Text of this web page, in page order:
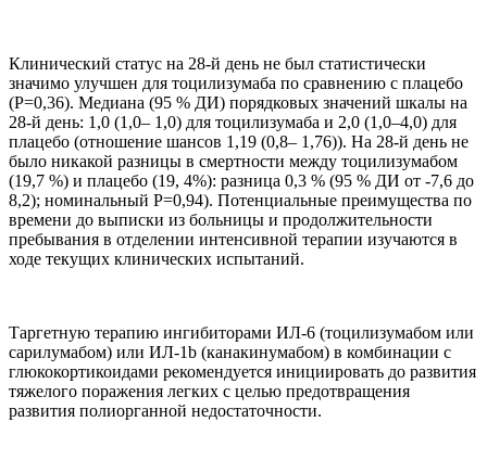
Клинический статус на 28-й день не был статистически
значимо улучшен для тоцилизумаба по сравнению с плацебо
(Р=0,36). Медиана (95 % ДИ) порядковых значений шкалы на
28-й день: 1,0 (1,0– 1,0) для тоцилизумаба и 2,0 (1,0–4,0) для
плацебо (отношение шансов 1,19 (0,8– 1,76)). На 28-й день не
было никакой разницы в смертности между тоцилизумабом
(19,7 %) и плацебо (19, 4%): разница 0,3 % (95 % ДИ от -7,6 до
8,2); номинальный Р=0,94). Потенциальные преимущества по
времени до выписки из больницы и продолжительности
пребывания в отделении интенсивной терапии изучаются в
ходе текущих клинических испытаний.
Таргетную терапию ингибиторами ИЛ-6 (тоцилизумабом или
сарилумабом) или ИЛ-1b (канакинумабом) в комбинации с
глюкокортикоидами рекомендуется инициировать до развития
тяжелого поражения легких с целью предотвращения
развития полиорганной недостаточности.